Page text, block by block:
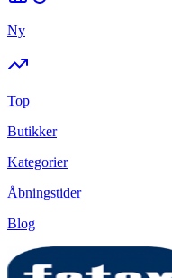
Ny
Top
Butikker
Kategorier
Åbningstider
Blog